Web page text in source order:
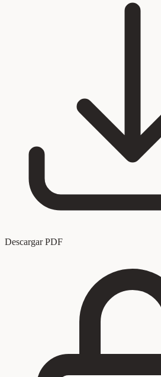
Descargar PDF